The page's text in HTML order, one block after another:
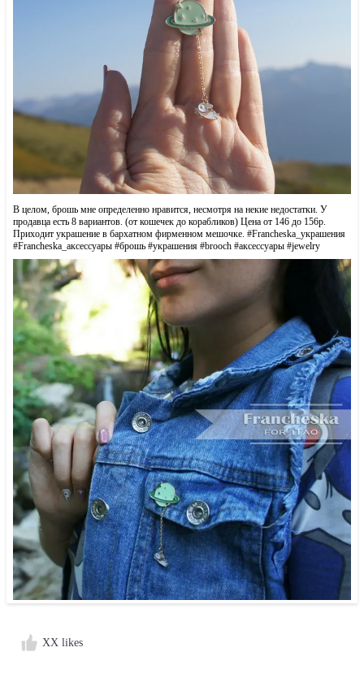
В целом, брошь мне определенно нравится, несмотря на некие недостатки. У
продавца есть 8 вариантов. (от кошечек до корабликов) Цена от 146 до 156р.
Приходит украшение в бархатном фирменном мешочке. #Francheska_украшения
#Francheska_аксессуары #брошь #украшения #brooch #аксессуары #jewelry
XX likes